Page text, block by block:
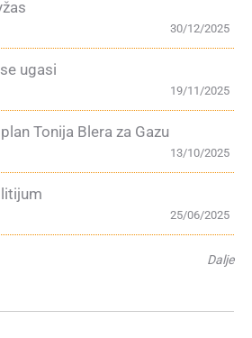
30/12/2025
ugasi
19/11/2025
Tonija Blera za Gazu
13/10/2025
25/06/2025
Dalje